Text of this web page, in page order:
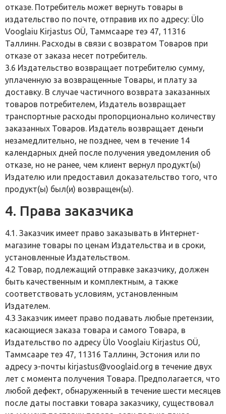
отказе. Потребитель может вернуть товары в
издательство по почте, отправив их по адресу: Ülo
Vooglaiu Kirjastus OÜ, Таммсааре теэ 47, 11316
Таллинн. Расходы в связи с возвратом Товаров при
отказе от заказа несет потребитель.
3.6 Издательство возвращает потребителю сумму,
уплаченную за возвращенные Товары, и плату за
доставку. В случае частичного возврата заказанных
товаров потребителем, Издатель возвращает
транспортные расходы пропорционально количеству
заказанных Товаров. Издатель возвращает деньги
незамедлительно, не позднее, чем в течение 14
календарных дней после получения уведомления об
отказе, но не ранее, чем клиент вернул продукт(ы)
Издателю или предоставил доказательство того, что
продукт(ы) был(и) возвращен(ы).
4. Права заказчика
4.1. Заказчик имеет право заказывать в Интернет-
магазине товары по ценам Издательства и в сроки,
установленные Издательством.
4.2 Товар, подлежащий отправке заказчику, должен
быть качественным и комплектным, а также
соответствовать условиям, установленным
Издателем.
4.3 Заказчик имеет право подавать любые претензии,
касающиеся заказа товара и самого Товара, в
Издательство по адресу Ülo Vooglaiu Kirjastus OÜ,
Таммсааре теэ 47, 11316 Таллинн, Эстония или по
адресу э-почты kirjastus@vooglaid.org в течение двух
лет с момента получения Товара. Предполагается, что
любой дефект, обнаруженный в течение шести месяцев
после даты поставки товара заказчику, существовал